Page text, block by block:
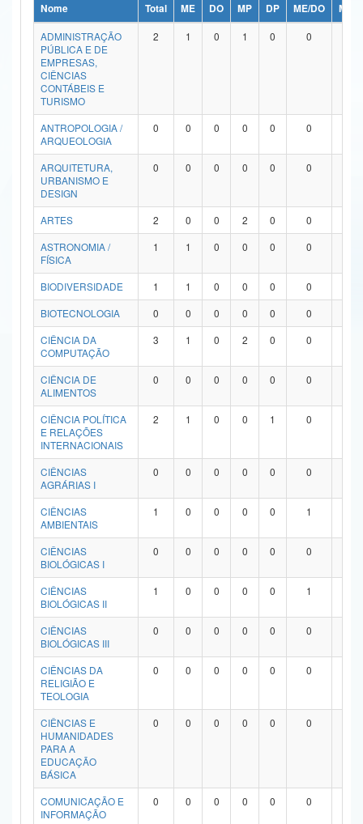
Ministério da Ciência, Tecnologia, Inovações e Comunicações
Ministério do Meio Ambiente
Ministério do Turismo
Ministério do Desenvolvimento Regional
Controladoria-Geral da União
Ministério da Mulher, da Família e dos Direitos Humanos
Secretaria de Governo
Advocacia-Geral da União
Banco Central do Brasil
Nome Total ME DO MP DP ME/DO
MP/
ADMINISTRAÇÃO
PÚBLICA E DE
EMPRESAS,
CIÊNCIAS
CONTÁBEIS E
TURISMO
2 1 0 1 0 0
ANTROPOLOGIA /
ARQUEOLOGIA
0 0 0 0 0 0
ARQUITETURA,
URBANISMO E
DESIGN
0 0 0 0 0 0
ARTES 2 0 0 2 0 0
ASTRONOMIA /
FÍSICA
1 1 0 0 0 0
BIODIVERSIDADE 1 1 0 0 0 0
BIOTECNOLOGIA
0 0 0 0 0 0
CIÊNCIA DA
COMPUTAÇÃO
3 1 0 2 0 0
CIÊNCIA DE
ALIMENTOS
0 0 0 0 0 0
CIÊNCIA POLÍTICA
E RELAÇÕES
INTERNACIONAIS
2 1 0 0 1 0
CIÊNCIAS
AGRÁRIAS I
0 0 0 0 0 0
CIÊNCIAS
AMBIENTAIS
1 0 0 0 0 1
CIÊNCIAS
BIOLÓGICAS I
0 0 0 0 0 0
CIÊNCIAS
BIOLÓGICAS II
1 0 0 0 0 1
CIÊNCIAS
BIOLÓGICAS III
0 0 0 0 0 0
CIÊNCIAS DA
RELIGIÃO E
TEOLOGIA
0 0 0 0 0 0
CIÊNCIAS E
HUMANIDADES
PARA A
EDUCAÇÃO
BÁSICA
0 0 0 0 0 0
COMUNICAÇÃO E
INFORMAÇÃO
0 0 0 0 0 0